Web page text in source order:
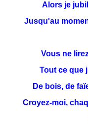
Alors je
Jusqu'au
Vous ne
Tout ce que
De bois, de
Croyez-moi,